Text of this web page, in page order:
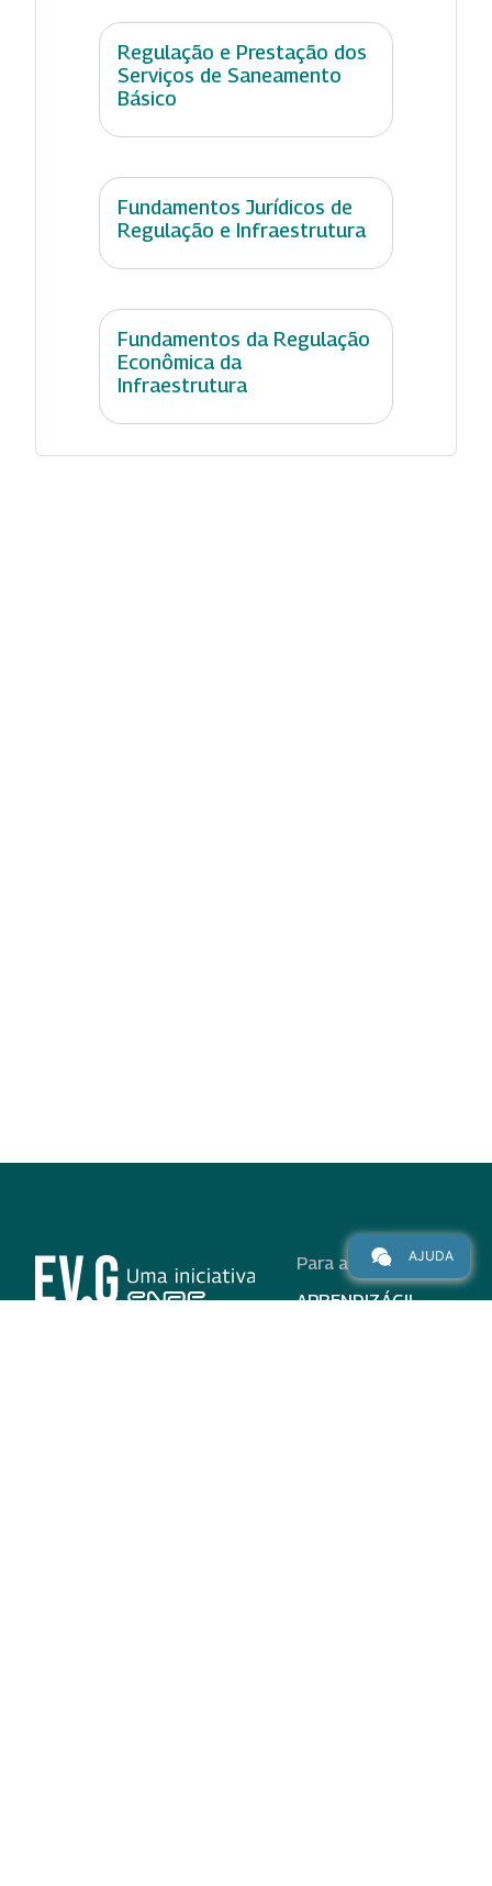
Regulação e Prestação dos
Serviços de Saneamento
Básico
Fundamentos Jurídicos de
Regulação e Infraestrutura
Fundamentos da Regulação
Econômica da
Infraestrutura
Para alunos
APRENDIZÁGIL
AJUDA